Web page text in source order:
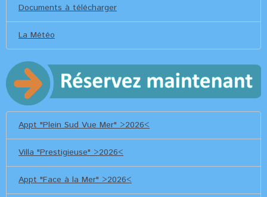
Documents à télécharger
La Météo
Appt "Plein Sud Vue Mer" >2026<
Villa "Prestigieuse" >2026<
Appt "Face à la Mer" >2026<